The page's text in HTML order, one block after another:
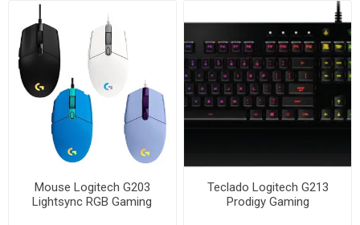
Mouse Logitech G203
Lightsync RGB Gaming
Teclado Logitech G213
Prodigy Gaming